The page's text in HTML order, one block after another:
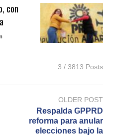
con
3 / 3813 Posts
OLDER POST
Respalda GPPRD
reforma para anular
elecciones bajo la